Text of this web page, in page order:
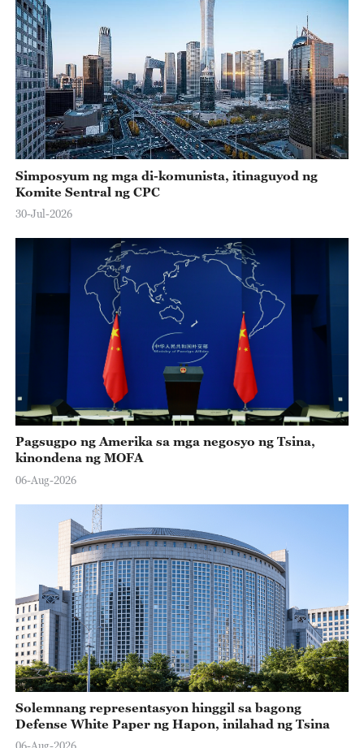
Simposyum ng mga di-komunista, itinaguyod ng
Komite Sentral ng CPC
30-Jul-2026
Pagsugpo ng Amerika sa mga negosyo ng Tsina,
kinondena ng MOFA
06-Aug-2026
Solemnang representasyon hinggil sa bagong
Defense White Paper ng Hapon, inilahad ng Tsina